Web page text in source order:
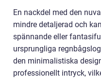
En nackdel med den
mindre detaljerad och
spännande eller
ursprungliga
den minimalistiska
professionellt intryck,